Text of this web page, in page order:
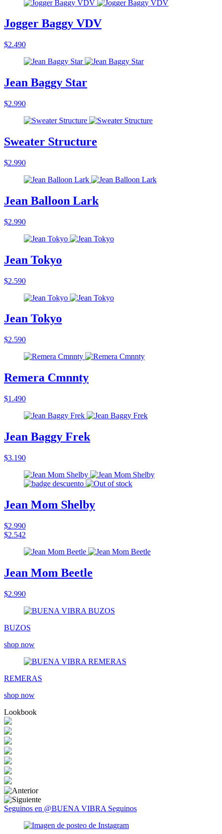
Jogger Baggy VDV
$2.490
Jean Baggy Star
$2.990
Sweater Structure
$2.990
Jean Balloon Lark
$2.990
Jean Tokyo
$2.590
Jean Tokyo
$2.590
Remera Cmnnty
$1.490
Jean Baggy Frek
$3.190
Jean Mom Shelby
$2.990
$2.542
Jean Mom Beetle
$2.990
BUZOS
shop now
REMERAS
shop now
Lookbook
Seguinos en @BUENA VIBRA Seguinos